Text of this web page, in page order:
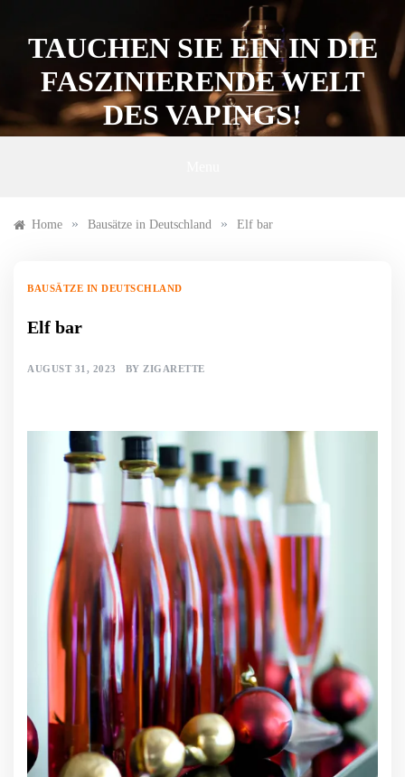
contentTAUCHEN SIE EIN IN DIE
FASZINIERENDE WELT
DES VAPINGS!
Home » Bausätze in Deutschland » Elf bar
BAUSÄTZE IN DEUTSCHLAND
Elf bar
AUGUST 31, 2023 BY ZIGARETTE